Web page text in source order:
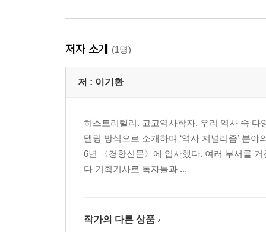
저자 소개 (1명)
저 : 이기환
히스토리텔러. 고고역사학자. 우리 역사 속
텔링 방식으로 소개하며 ‘역사 저널리즘’ 분
6년 〈경향신문〉에 입사했다. 여러 부서를
다 기획기사로 독자들과 ...
작가의 다른 상품